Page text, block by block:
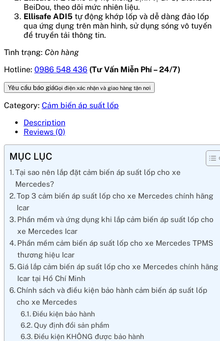
BeiDou, theo dõi mức nhiên liệu.
Ellisafe ADI5 tự động khớp lốp và dễ dàng đảo lốp
qua ứng dụng trên màn hình, sử dụng sóng vô tuyến
để truyền tải thông tin.
Tình trạng: Còn hàng
Hotline: 0986 548 436 (Tư Vấn Miễn Phí – 24/7)
Yêu cầu báo giáGọi điện xác nhận và giao hàng tận nơi
Category: Cảm biến áp suất lốp
Description
Reviews (0)
MỤC LỤC
Tại sao nên lắp đặt cảm biến áp suất lốp cho xe
Mercedes?
Top 3 cảm biến áp suất lốp cho xe Mercedes chính hãng
Icar
Phần mềm và ứng dụng khi lắp cảm biến áp suất lốp cho
xe Mercedes Icar
Phần mềm cảm biến áp suất lốp cho xe Mercedes TPMS
thương hiệu Icar
Giá lắp cảm biến áp suất lốp cho xe Mercedes chính hãng
Icar tại Hồ Chí Minh
Chính sách và điều kiện bảo hành cảm biến áp suất lốp
cho xe Mercedes
Điều kiện bảo hành
Quy định đổi sản phẩm
Điều kiện KHÔNG được bảo hành